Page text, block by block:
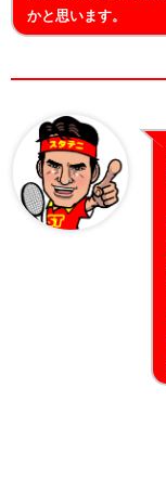
かと思います。